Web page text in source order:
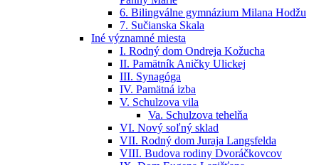
6. Bilingválne gymnázium Milana Hodžu
7. Sučianska Skala
Iné významné miesta
I. Rodný dom Ondreja Kožucha
II. Pamätník Aničky Ulickej
III. Synagóga
IV. Pamätná izba
V. Schulzova vila
Va. Schulzova tehelňa
VI. Nový soľný sklad
VII. Rodný dom Juraja Langsfelda
VIII. Budova rodiny Dvoráčkovcov